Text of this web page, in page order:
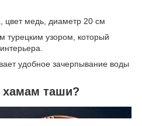
медь, диаметр 20 см
турецким узором, который
удобное зачерпывание воды
хамам таши?